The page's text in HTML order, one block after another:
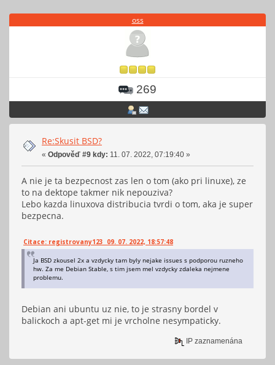
oss
269
Re:Skusit BSD?
« Odpověď #9 kdy: 11. 07. 2022, 07:19:40 »
A nie je ta bezpecnost zas len o tom (ako pri linuxe), ze
to na dektope takmer nik nepouziva?
Lebo kazda linuxova distribucia tvrdi o tom, aka je super
bezpecna.
Citace: registrovany123 09. 07. 2022, 18:57:48
Ja BSD zkousel 2x a vzdycky tam byly nejake issues s podporou ruzneho
hw. Za me Debian Stable, s tim jsem mel vzdycky zdaleka nejmene
problemu.
Debian ani ubuntu uz nie, to je strasny bordel v
balickoch a apt-get mi je vrcholne nesympaticky.
IP zaznamenána